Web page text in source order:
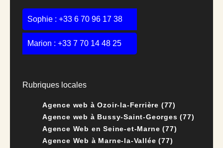
Sophie : +33 6 70 96 17 38
Marion : +33 7 70 14 48 25
Rubriques locales
Agence web à Ozoir-la-Ferrière (77)
Agence web à Bussy-Saint-Georges (77)
Agence Web en Seine-et-Marne (77)
Agence Web à Marne-la-Vallée (77)